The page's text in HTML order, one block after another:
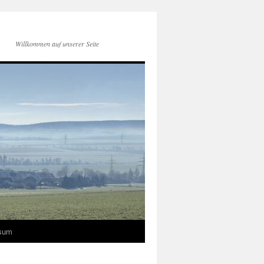
Willkommen auf unserer Seite